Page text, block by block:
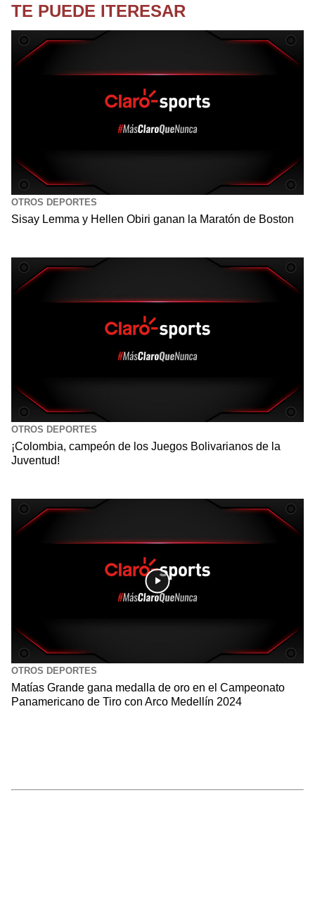
TE PUEDE ITERESAR
OTROS DEPORTES
Sisay Lemma y Hellen Obiri ganan la Maratón de Boston
OTROS DEPORTES
¡Colombia, campeón de los Juegos Bolivarianos de la
Juventud!
OTROS DEPORTES
Matías Grande gana medalla de oro en el Campeonato
Panamericano de Tiro con Arco Medellín 2024